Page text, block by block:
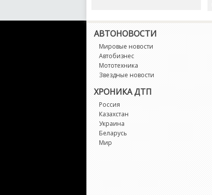
АВТОНОВОСТИ
Мировые новости
Автобизнес
Мототехника
Звездные новости
ХРОНИКА ДТП
Россия
Казахстан
Украина
Беларусь
Мир